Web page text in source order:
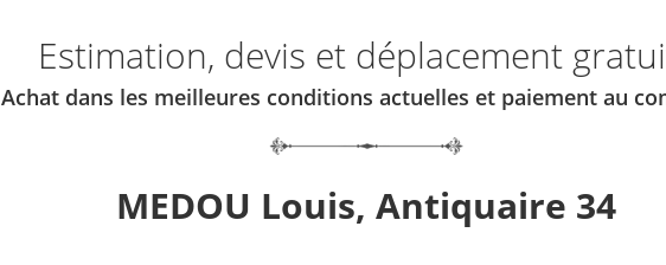
Estimation, devis et déplacement
Achat dans les meilleures conditions actuelles et paiement au
MEDOU Louis, Antiquaire 34